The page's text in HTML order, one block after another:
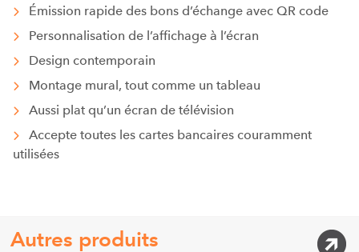
Émission rapide des bons d’échange avec QR code
Personnalisation de l’affichage à l’écran
Design contemporain
Montage mural, tout comme un tableau
Aussi plat qu’un écran de télévision
Accepte toutes les cartes bancaires couramment
utilisées
Autres produits